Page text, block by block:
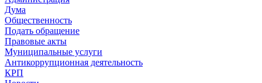
Дума
Общественность
Подать обращение
Правовые акты
Муниципальные услуги
Антикоррупционная деятельность
КРП